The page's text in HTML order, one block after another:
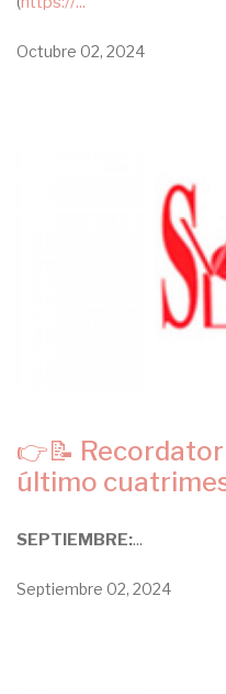
Octubre 02, 2024
👉📝
último
SEPTIEMBRE:...
Septiembre 02, 2024